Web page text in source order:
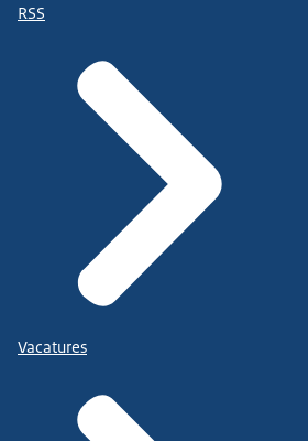
RSS
Vacatures